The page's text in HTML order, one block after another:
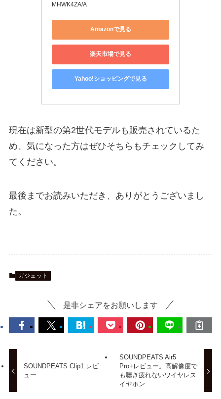
MHWK4ZA/A
Amazonで見る
楽天市場で見る
Yahoo!ショッピングで見る
現在は新型の第2世代モデルも販売されているた
め、気になった方はぜひそちらもチェックしてみ
てください。
最後までお読みいただき、ありがとうございまし
た。
ガジェット
是非シェアをお願いします
SOUNDPEATS Clip1 レビ
ュー
SOUNDPEATS Air5
Pro+レビュー。高解像度で
も聴き疲れないワイヤレス
イヤホン